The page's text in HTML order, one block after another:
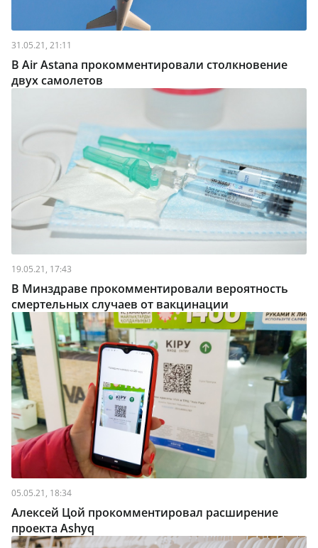
31.05.21, 21:11
В Air Astana прокомментировали столкновение
двух самолетов
19.05.21, 17:43
В Минздраве прокомментировали вероятность
смертельных случаев от вакцинации
05.05.21, 18:34
Алексей Цой прокомментировал расширение
проекта Ashyq